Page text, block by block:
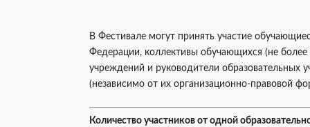
В Фестивале могут принять участие
Федерации, коллективы обучающихся (не более
учреждений и руководители образовательных
(независимо от их организационно-правовой
Количество участников от одной